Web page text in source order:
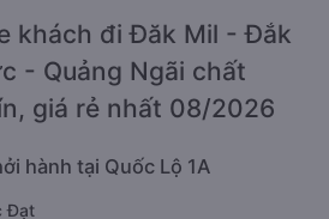
khách đi Đăk Mil - Đắk
- Quảng Ngãi chất
giá rẻ nhất 08/2026
hành tại Quốc Lộ 1A
Đạt